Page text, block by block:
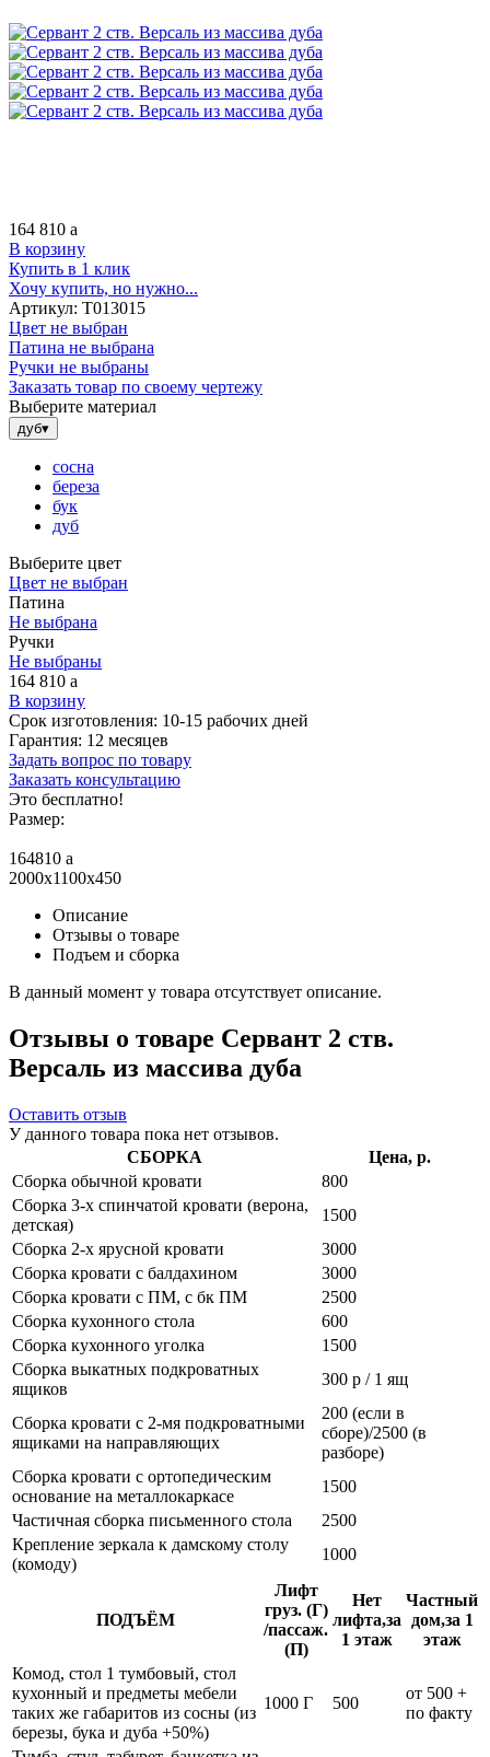
164 810 a
В корзину
Купить в 1 клик
Хочу купить, но нужно...
Артикул: Т013015
Цвет не выбран
Патина не выбрана
Ручки не выбраны
Заказать товар по своему чертежу
Выберите материал
дуб▾
сосна
береза
бук
дуб
Выберите цвет
Цвет не выбран
Патина
Не выбрана
Ручки
Не выбраны
164 810 a
В корзину
Срок изготовления: 10-15 рабочих дней
Гарантия: 12 месяцев
Задать вопрос по товару
Заказать консультацию
Это бесплатно!
Размер:
164810 a
2000x1100x450
Описание
Отзывы о товаре
Подъем и сборка
В данный момент у товара отсутствует описание.
Отзывы о товаре Сервант 2 ств.
Версаль из массива дуба
Оставить отзыв
У данного товара пока нет отзывов.
СБОРКА
Цена, р.
Сборка обычной кровати
800
Сборка 3-х спинчатой кровати (верона,
детская)
1500
Сборка 2-х ярусной кровати
3000
Сборка кровати с балдахином
3000
Сборка кровати с ПМ, с бк ПМ
2500
Сборка кухонного стола
600
Сборка кухонного уголка
1500
Сборка выкатных подкроватных
ящиков
300 р / 1 ящ
Сборка кровати с 2-мя подкроватными
ящиками на направляющих
200 (если в
сборе)/2500 (в
разборе)
Сборка кровати с ортопедическим
основание на металлокаркасе
1500
Частичная сборка письменного стола
2500
Крепление зеркала к дамскому столу
(комоду)
1000
ПОДЪЁМ
Лифт
груз. (Г)
/пассаж.
(П)
Нет
лифта,за
1 этаж
Частный
дом,за 1
этаж
Комод, стол 1 тумбовый, стол
кухонный и предметы мебели
таких же габаритов из сосны (из
березы, бука и дуба +50%)
1000 Г 500
от 500 +
по факту